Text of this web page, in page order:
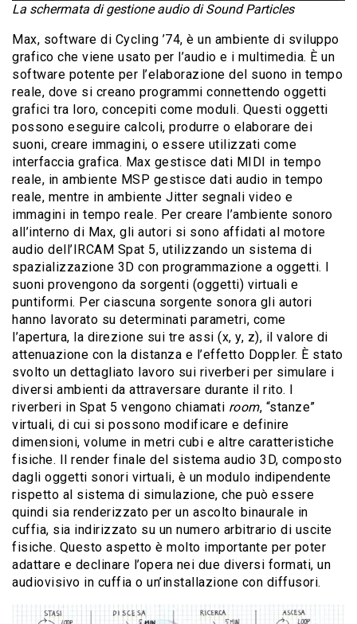
La schermata di gestione audio di Sound Particles
Max, software di Cycling ’74, è un ambiente di sviluppo
grafico che viene usato per l’audio e i multimedia. È un
software potente per l’elaborazione del suono in tempo
reale, dove si creano programmi connettendo oggetti
grafici tra loro, concepiti come moduli. Questi oggetti
possono eseguire calcoli, produrre o elaborare dei
suoni, creare immagini, o essere utilizzati come
interfaccia grafica. Max gestisce dati MIDI in tempo
reale, in ambiente MSP gestisce dati audio in tempo
reale, mentre in ambiente Jitter segnali video e
immagini in tempo reale. Per creare l’ambiente sonoro
all’interno di Max, gli autori si sono affidati al motore
audio dell’IRCAM Spat 5, utilizzando un sistema di
spazializzazione 3D con programmazione a oggetti. I
suoni provengono da sorgenti (oggetti) virtuali e
puntiformi. Per ciascuna sorgente sonora gli autori
hanno lavorato su determinati parametri, come
l’apertura, la direzione sui tre assi (x, y, z), il valore di
attenuazione con la distanza e l’effetto Doppler. È stato
svolto un dettagliato lavoro sui riverberi per simulare i
diversi ambienti da attraversare durante il rito. I
riverberi in Spat 5 vengono chiamati room, “stanze”
virtuali, di cui si possono modificare e definire
dimensioni, volume in metri cubi e altre caratteristiche
fisiche. Il render finale del sistema audio 3D, composto
dagli oggetti sonori virtuali, è un modulo indipendente
rispetto al sistema di simulazione, che può essere
quindi sia renderizzato per un ascolto binaurale in
cuffia, sia indirizzato su un numero arbitrario di uscite
fisiche. Questo aspetto è molto importante per poter
adattare e declinare l’opera nei due diversi formati, un
audiovisivo in cuffia o un’installazione con diffusori.